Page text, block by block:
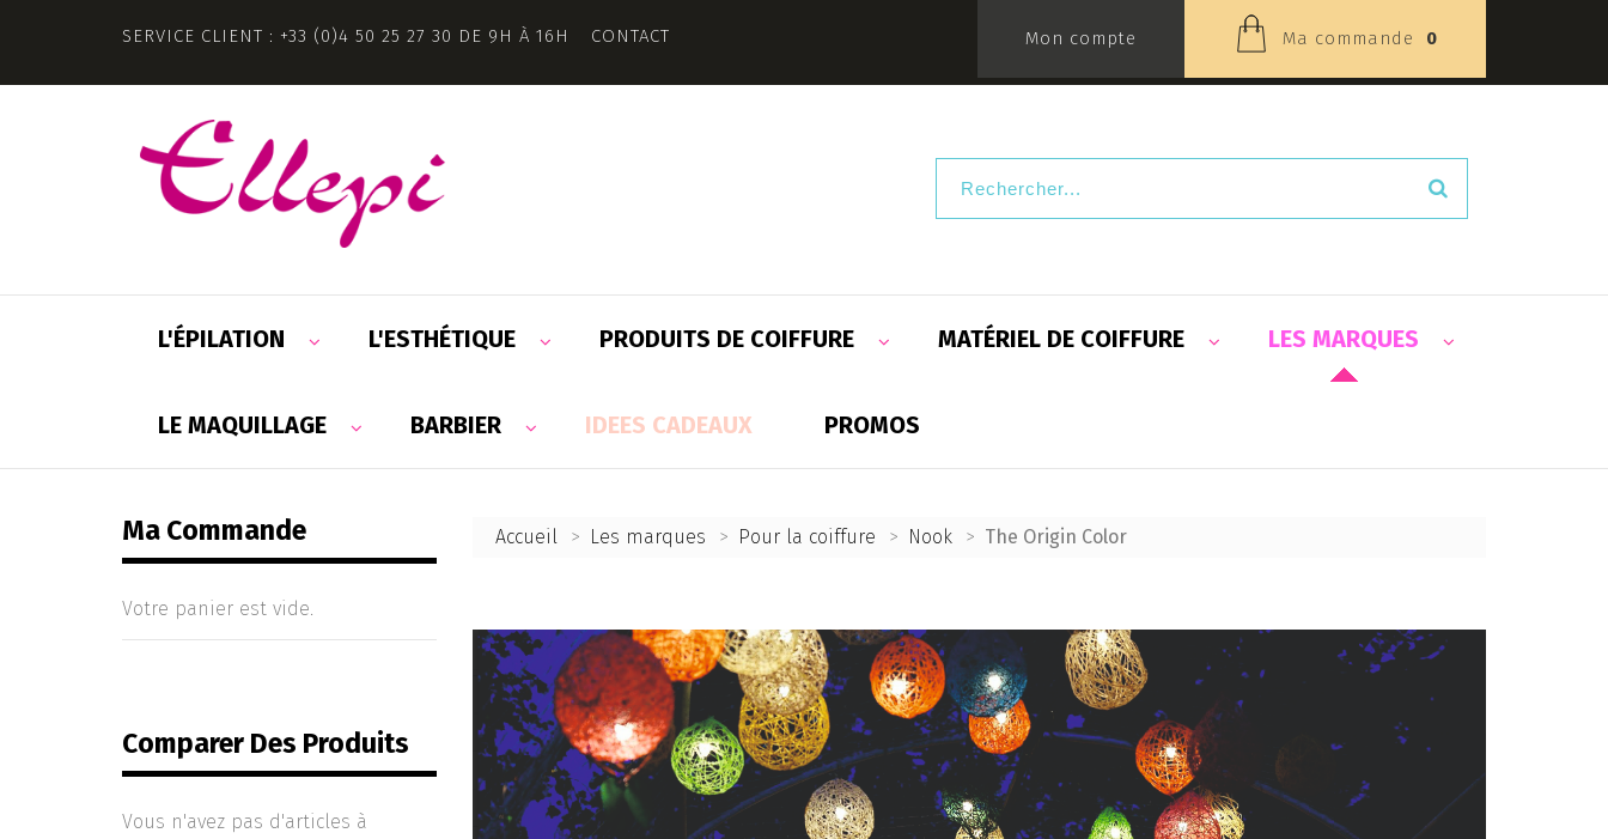
Mon compte Ma commande 0
SERVICE CLIENT : +33 (0)4 50 25 27 30 DE 9H À 16H CONTACT
L'ÉPILATION L'ESTHÉTIQUE PRODUITS DE COIFFURE MATÉRIEL DE COIFFURE LES MARQUES
LE MAQUILLAGE BARBIER IDEES CADEAUX PROMOS
Accueil > Les marques > Pour la coiffure > Nook > The Origin Color
Ma Commande
Votre panier est vide.
Comparer Des Produits
Vous n'avez pas d'articles à